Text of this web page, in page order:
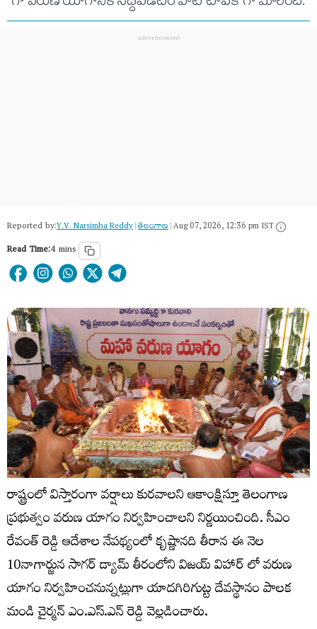
Reported by:Y.V. Narsimha Reddy|తెలంగాణ‌|Aug 07, 2026, 12:36 pm IST
Read Time:4 mins
రాష్ట్రంలో విస్తారంగా వర్షాలు కురవాలని ఆకాంక్షిస్తూ తెలంగాణ
ప్రభుత్వం వరుణ యాగం నిర్వహించాలని నిర్ణయించింది. సీఎం
రేవంత్ రెడ్డి ఆదేశాల నేపథ్యంలో కృష్ణానది తీరాన ఈ నెల
10నాగార్జున సాగర్ డ్యామ్ తీరంలోని విజయ్ విహార్ లో వరుణ
యాగం నిర్వహించనున్నట్లుగా యాదగిరిగుట్ట దేవస్థానం పాలక
మండి చైర్మన్ ఎం.ఎస్.ఎన్ రెడ్డి వెల్లడించారు.